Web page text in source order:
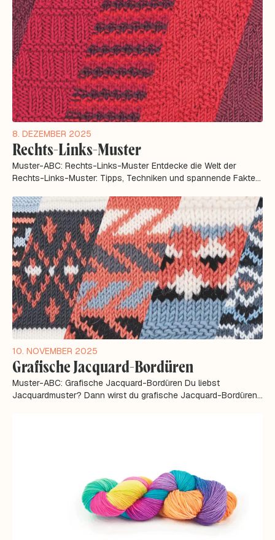
8. DEZEMBER 2025
Rechts-Links-Muster
Muster-ABC: Rechts-Links-Muster Entdecke die Welt der
Rechts-Links-Muster: Tipps, Techniken und spannende Fakten
10. NOVEMBER 2025
Grafische Jacquard-Bordüren
Muster-ABC: Grafische Jacquard-Bordüren Du liebst
Jacquardmuster? Dann wirst du grafische Jacquard-Bordüren